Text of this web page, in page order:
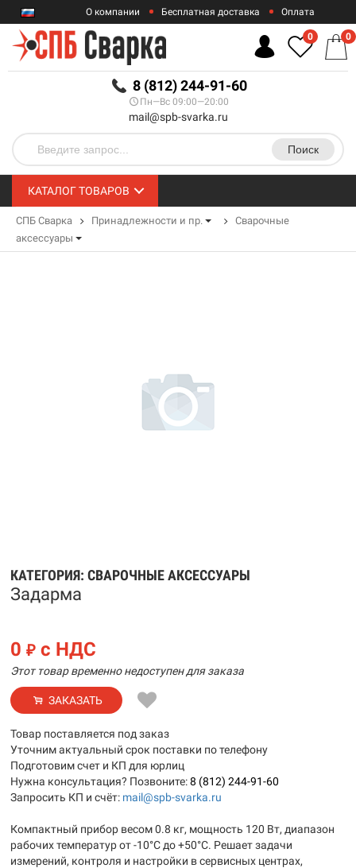
RUB
О компании Бесплатная доставка Оплата
Гарантии
8 (812) 244-91-60
Пн—Вс 09:00—20:00
mail@spb-svarka.ru
Поиск
0 0
КАТАЛОГ ТОВАРОВ
СПБ Сварка Принадлежности и пр.
Сварочные
аксессуары
КАТЕГОРИЯ: СВАРОЧНЫЕ АКСЕССУАРЫ
Задарма
0 ₽ с НДС
Этот товар временно недоступен для заказа
ЗАКАЗАТЬ
Товар поставляется под заказ
Уточним актуальный срок поставки по телефону
Подготовим счет и КП для юрлиц
Нужна консультация? Позвоните:8 (812) 244-91-60
Запросить КП и счёт: mail@spb-svarka.ru
Компактный прибор весом 0.8 кг, мощность 120 Вт, диапазон
рабочих температур от -10°C до +50°C. Решает задачи
измерений, контроля и настройки в сервисных центрах,